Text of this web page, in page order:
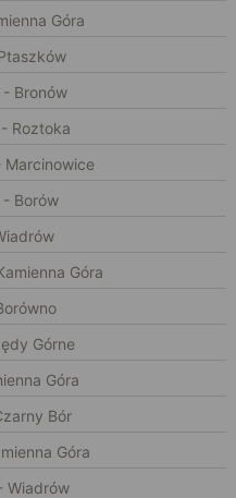
Góra
Bronów
Roztoka
Marcinowice
- Borów
Góra
Górne
Góra
Bór
Góra
Wiadrów